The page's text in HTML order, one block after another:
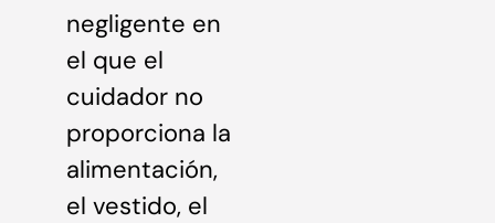
negligente en
el que el
cuidador no
proporciona la
alimentación,
el vestido, el